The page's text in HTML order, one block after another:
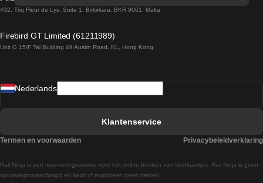
Treinen van Sevilla naar Barcelona
Treinen van Praag naar Wenen
Treinen van Wenen naar Salzburg
432, Triq Fleur de Lys, Suite 1, Birkirkara, BKR 9061, Malta
Firebird GT Limited (61211989)
Unit G 15/F Tal Building 49 Austin Road, KL, Hong Kong
Rail Ninja is een reserveringsservice voor het online boeken van treinkaartjes. Rail Ninja is geen
spoorwegmaatschappij en bezit of exploiteert geen treinen.
Nederlands
Klantenservice
Termen en voorwaarden Privacybeleidverklaring